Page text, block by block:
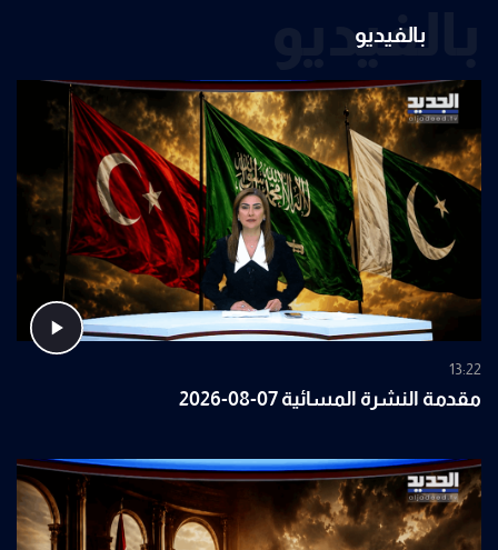
بالفيديو
بالفيديو
13:22
مقدمة النشرة المسائية 07-08-2026